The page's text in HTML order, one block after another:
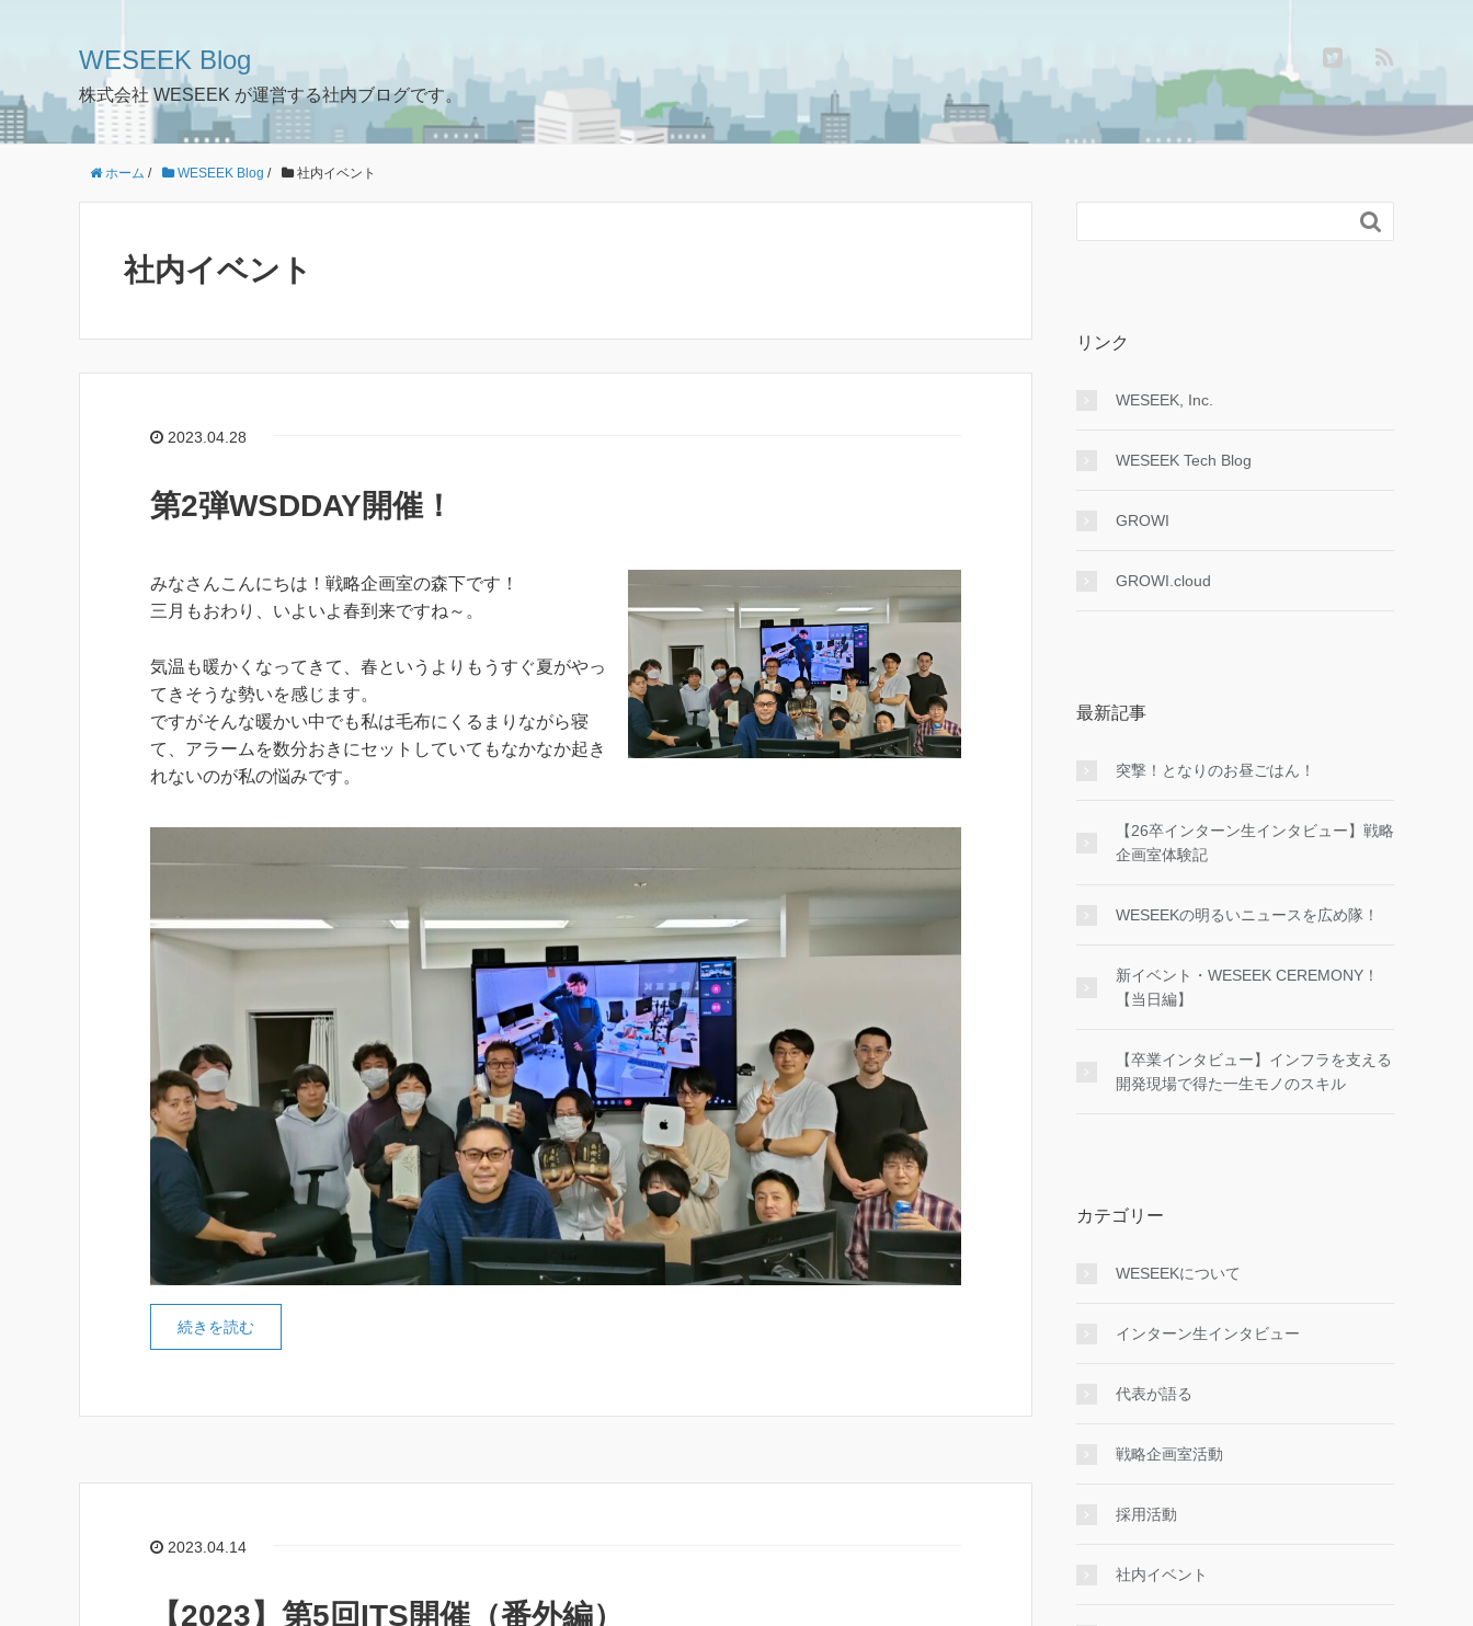
WESEEK Blog
株式会社 WESEEK が運営する社内ブログです。
ホーム / WESEEK Blog / 社内イベント
社内イベント
2023.04.28
第2弾WSDDAY開催！
みなさんこんにちは！戦略企画室の森下です！
三月もおわり、いよいよ春到来ですね～。
気温も暖かくなってきて、春というよりもうすぐ夏がやっ
てきそうな勢いを感じます。
ですがそんな暖かい中でも私は毛布にくるまりながら寝
て、アラームを数分おきにセットしていてもなかなか起き
れないのが私の悩みです。
続きを読む
2023.04.14
【2023】第5回ITS開催（番外編）

リンク
WESEEK, Inc.
WESEEK Tech Blog
GROWI
GROWI.cloud
最新記事
突撃！となりのお昼ごはん！
【26卒インターン生インタビュー】戦略
企画室体験記
WESEEKの明るいニュースを広め隊！
新イベント・WESEEK CEREMONY！
【当日編】
【卒業インタビュー】インフラを支える
開発現場で得た一生モノのスキル
カテゴリー
WESEEKについて
インターン生インタビュー
代表が語る
戦略企画室活動
採用活動
社内イベント